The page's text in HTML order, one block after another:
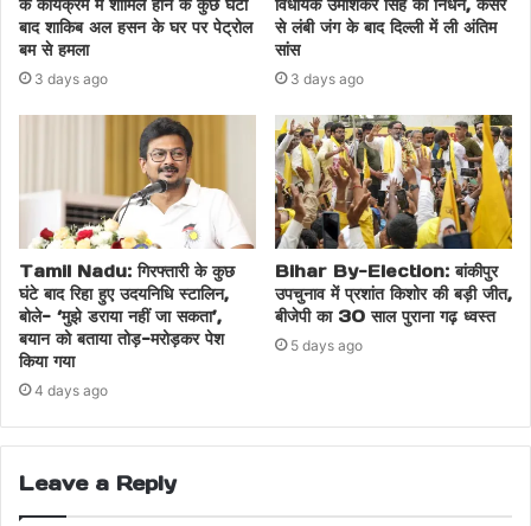
के कार्यक्रम में शामिल होने के कुछ घंटों
बाद शाकिब अल हसन के घर पर पेट्रोल
बम से हमला
3 days ago
विधायक उमाशंकर सिंह का निधन, कैंसर
से लंबी जंग के बाद दिल्ली में ली अंतिम
सांस
3 days ago
Tamil Nadu: गिरफ्तारी के कुछ
घंटे बाद रिहा हुए उदयनिधि स्टालिन,
बोले- ‘मुझे डराया नहीं जा सकता’,
बयान को बताया तोड़-मरोड़कर पेश
किया गया
4 days ago
Bihar By-Election: बांकीपुर
उपचुनाव में प्रशांत किशोर की बड़ी जीत,
बीजेपी का 30 साल पुराना गढ़ ध्वस्त
5 days ago
Leave a Reply